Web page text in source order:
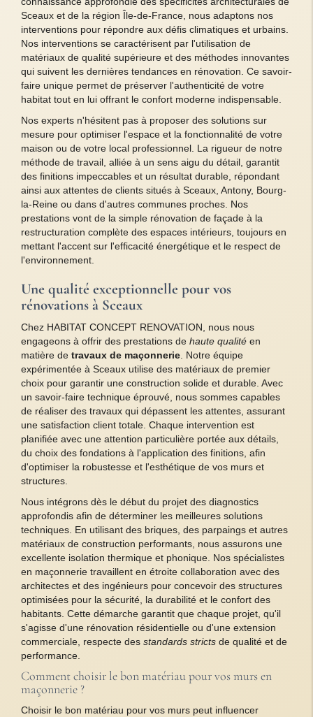
Sceaux et de la région Île-de-France, nous adaptons nos
interventions pour répondre aux défis climatiques et urbains.
Nos interventions se caractérisent par l'utilisation de
matériaux de qualité supérieure et des méthodes innovantes
qui suivent les dernières tendances en rénovation. Ce savoir-
faire unique permet de préserver l'authenticité de votre
habitat tout en lui offrant le confort moderne indispensable.
Nos experts n'hésitent pas à proposer des solutions sur
mesure pour optimiser l'espace et la fonctionnalité de votre
maison ou de votre local professionnel. La rigueur de notre
méthode de travail, alliée à un sens aigu du détail, garantit
des finitions impeccables et un résultat durable, répondant
ainsi aux attentes de clients situés à Sceaux, Antony, Bourg-
la-Reine ou dans d'autres communes proches. Nos
prestations vont de la simple rénovation de façade à la
restructuration complète des espaces intérieurs, toujours en
mettant l'accent sur l'efficacité énergétique et le respect de
l'environnement.
Une qualité exceptionnelle pour vos
rénovations à Sceaux
Chez HABITAT CONCEPT RENOVATION, nous nous
engageons à offrir des prestations de haute qualité en
matière de travaux de maçonnerie . Notre équipe
expérimentée à Sceaux utilise des matériaux de premier
choix pour garantir une construction solide et durable. Avec
un savoir-faire technique éprouvé, nous sommes capables
de réaliser des travaux qui dépassent les attentes, assurant
une satisfaction client totale. Chaque intervention est
planifiée avec une attention particulière portée aux détails,
du choix des fondations à l'application des finitions, afin
d'optimiser la robustesse et l'esthétique de vos murs et
structures.
Nous intégrons dès le début du projet des diagnostics
approfondis afin de déterminer les meilleures solutions
techniques. En utilisant des briques, des parpaings et autres
matériaux de construction performants, nous assurons une
excellente isolation thermique et phonique. Nos spécialistes
en maçonnerie travaillent en étroite collaboration avec des
architectes et des ingénieurs pour concevoir des structures
optimisées pour la sécurité, la durabilité et le confort des
habitants. Cette démarche garantit que chaque projet, qu'il
s'agisse d'une rénovation résidentielle ou d'une extension
commerciale, respecte des standards stricts de qualité et de
performance.
Comment choisir le bon matériau pour vos murs en
maçonnerie ?
Choisir le bon matériau pour vos murs peut influencer